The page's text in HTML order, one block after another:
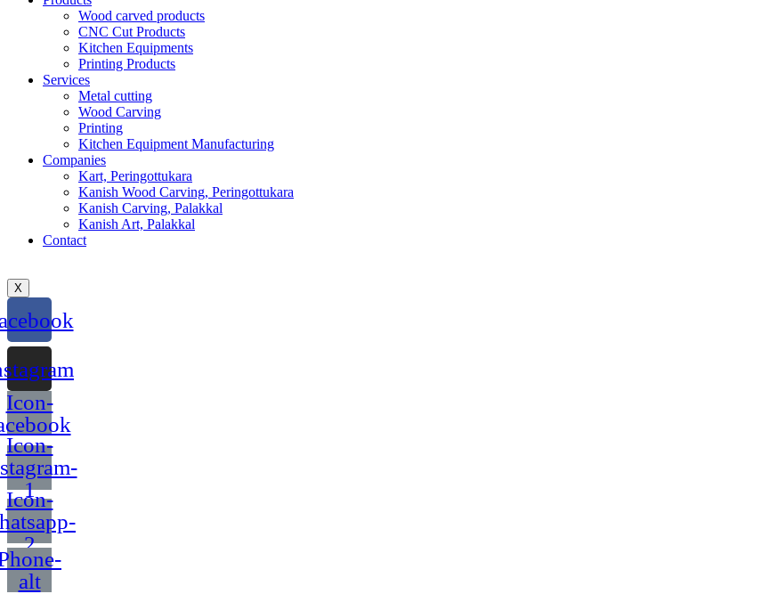
Wood carved products
CNC Cut Products
Kitchen Equipments
Printing Products
Services
Metal cutting
Wood Carving
Printing
Kitchen Equipment Manufacturing
Companies
Kart, Peringottukara
Kanish Wood Carving, Peringottukara
Kanish Carving, Palakkal
Kanish Art, Palakkal
Contact
X
Icon-
Icon-
1
Icon-
2
alt